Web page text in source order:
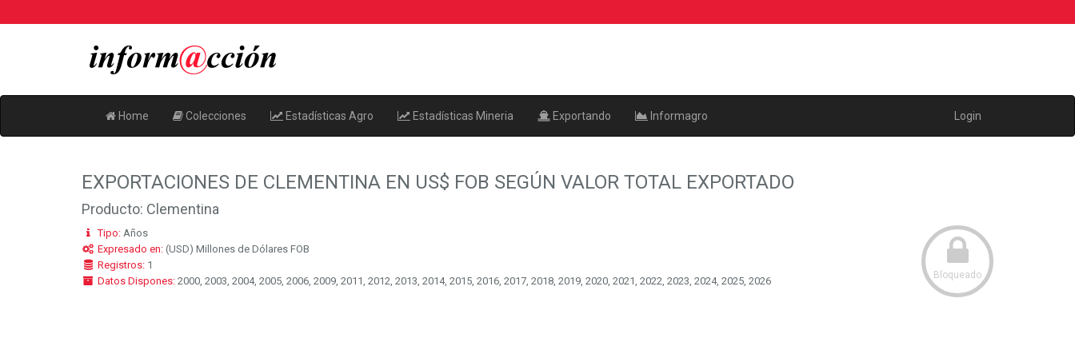
Home Colecciones Estadísticas Agro Estadísticas Mineria Exportando Informagro Login
EXPORTACIONES DE CLEMENTINA EN US$ FOB SEGÚN VALOR TOTAL EXPORTADO
Producto: Clementina
Bloqueado
Tipo:Años
Expresado en:(USD) Millones de Dólares FOB
Registros:1
Datos Dispones:2000, 2003, 2004, 2005, 2006, 2009, 2011, 2012, 2013, 2014, 2015, 2016, 2017, 2018, 2019, 2020, 2021, 2022, 2023, 2024, 2025, 2026